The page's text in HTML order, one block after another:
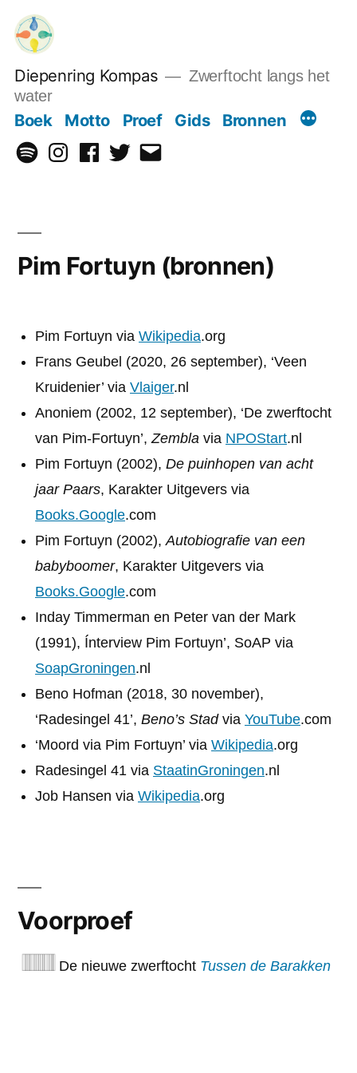
naar
inhoud
Diepenring Kompas
Zwerftocht langs het
water
Boek Motto Proef Gids Bronnen
SpotifyInstagramFacebookTwitterEmail
Pim Fortuyn (bronnen)
Pim Fortuyn via Wikipedia.org
Frans Geubel (2020, 26 september), ‘Veen
Kruidenier’ via Vlaiger.nl
Anoniem (2002, 12 september), ‘De zwerftocht
van Pim-Fortuyn’,Zembla via NPOStart.nl
Pim Fortuyn (2002), De puinhopen van acht
jaar Paars, Karakter Uitgevers via
Books.Google.com
Pim Fortuyn (2002),Autobiografie van een
babyboomer, Karakter Uitgevers via
Books.Google.com
Inday Timmerman en Peter van der Mark
(1991), Ínterview Pim Fortuyn’, SoAP via
SoapGroningen.nl
Beno Hofman (2018, 30 november),
‘Radesingel 41’, Beno’s Stad via YouTube.com
‘Moord via Pim Fortuyn’ via Wikipedia.org
Radesingel 41 via StaatinGroningen.nl
Job Hansen via Wikipedia.org
Voorproef
De nieuwe zwerftocht Tussen de Barakken